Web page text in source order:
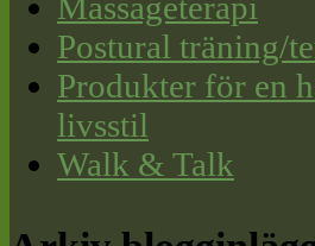
Postural träning/
Produkter för en
livsstil
Walk & Talk